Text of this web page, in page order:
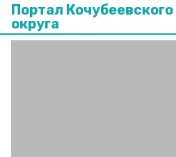
Портал Кочубеевского
округа